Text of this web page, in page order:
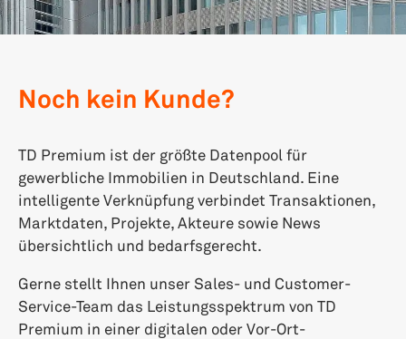
Noch kein Kunde?
TD Premium ist der größte Datenpool für
gewerbliche Immobilien in Deutschland. Eine
intelligente Verknüpfung verbindet Transaktionen,
Marktdaten, Projekte, Akteure sowie News
übersichtlich und bedarfsgerecht.
Gerne stellt Ihnen unser Sales- und Customer-
Service-Team das Leistungsspektrum von TD
Premium in einer digitalen oder Vor-Ort-